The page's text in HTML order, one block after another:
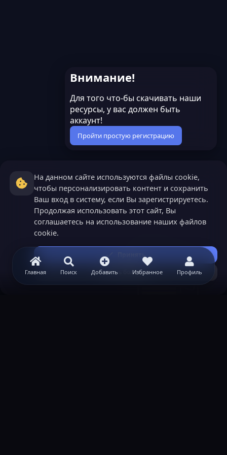
Главная Поиск Добавить Избранное Профиль
Внимание!
Для того что-бы скачивать наши
ресурсы, у вас должен быть
аккаунт!
Пройти простую регистрацию
На данном сайте используются файлы cookie,
чтобы персонализировать контент и сохранить
Ваш вход в систему, если Вы зарегистрируетесь.
Продолжая использовать этот сайт, Вы
соглашаетесь на использование наших файлов
cookie.
Принять
Узнать больше...